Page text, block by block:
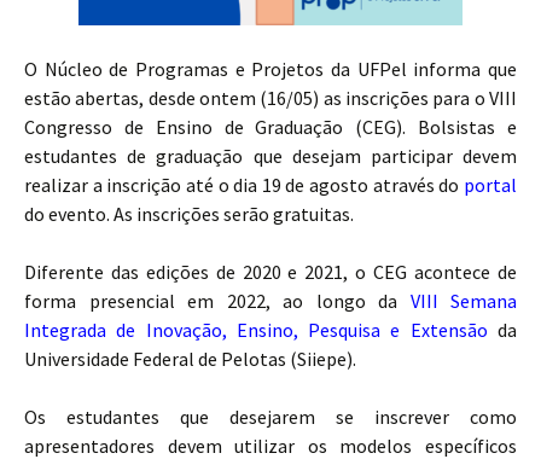
O Núcleo de Programas e Projetos da UFPel informa que
estão abertas, desde ontem (16/05) as inscrições para o VIII
Congresso de Ensino de Graduação (CEG). Bolsistas e
estudantes de graduação que desejam participar devem
realizar a inscrição até o dia 19 de agosto através do portal
do evento. As inscrições serão gratuitas.
Diferente das edições de 2020 e 2021, o CEG acontece de
forma presencial em 2022, ao longo da VIII Semana
Integrada de Inovação, Ensino, Pesquisa e Extensão da
Universidade Federal de Pelotas (Siiepe).
Os estudantes que desejarem se inscrever como
apresentadores devem utilizar os modelos específicos